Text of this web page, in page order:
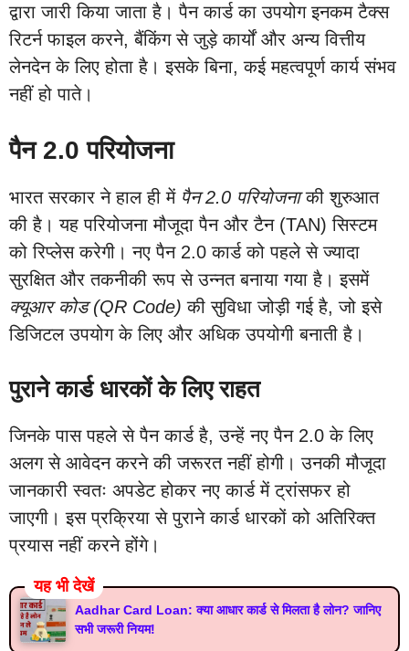
द्वारा जारी किया जाता है। पैन कार्ड का उपयोग इनकम टैक्स
रिटर्न फाइल करने, बैंकिंग से जुड़े कार्यों और अन्य वित्तीय
लेनदेन के लिए होता है। इसके बिना, कई महत्वपूर्ण कार्य संभव
नहीं हो पाते।
पैन 2.0 परियोजना
भारत सरकार ने हाल ही में पैन 2.0 परियोजनाकी शुरुआत
की है। यह परियोजना मौजूदा पैन और टैन (TAN) सिस्टम
को रिप्लेस करेगी। नए पैन 2.0 कार्ड को पहले से ज्यादा
सुरक्षित और तकनीकी रूप से उन्नत बनाया गया है। इसमें
क्यूआर कोड (QR Code) की सुविधा जोड़ी गई है, जो इसे
डिजिटल उपयोग के लिए और अधिक उपयोगी बनाती है।
पुराने कार्ड धारकों के लिए राहत
जिनके पास पहले से पैन कार्ड है, उन्हें नए पैन 2.0 के लिए
अलग से आवेदन करने की जरूरत नहीं होगी। उनकी मौजूदा
जानकारी स्वतः अपडेट होकर नए कार्ड में ट्रांसफर हो
जाएगी। इस प्रक्रिया से पुराने कार्ड धारकों को अतिरिक्त
प्रयास नहीं करने होंगे।
यह भी देखें
Aadhar Card Loan: क्या आधार कार्ड से मिलता है लोन? जानिए
सभी जरूरी नियम!